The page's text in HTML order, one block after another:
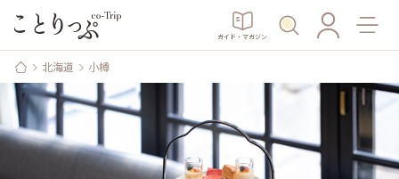
ガイド・マガジン
北海道 小樽